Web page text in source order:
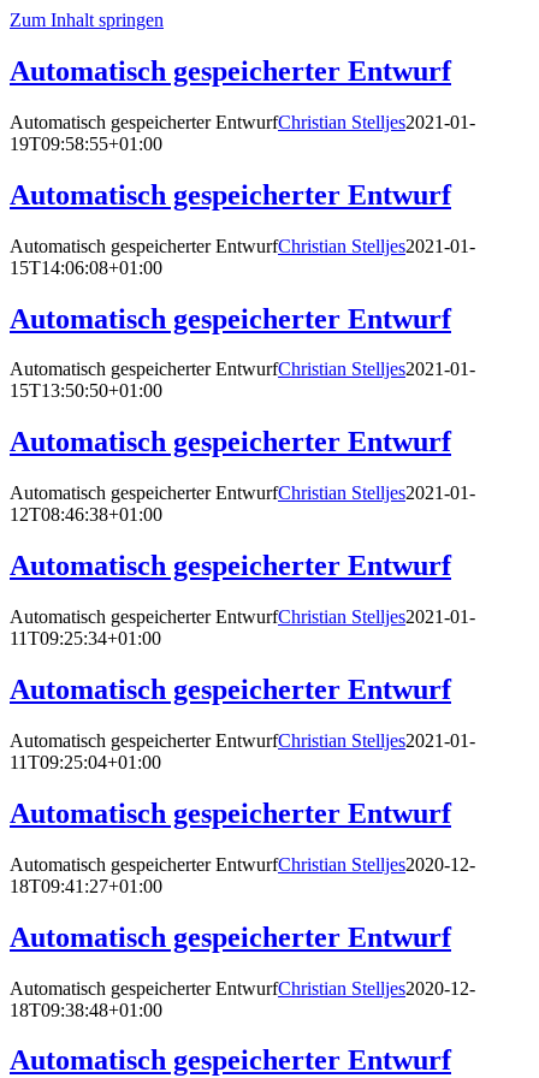
Zum Inhalt springen
Automatisch gespeicherter Entwurf
Automatisch gespeicherter EntwurfChristian Stelljes2021-01-
19T09:58:55+01:00
Automatisch gespeicherter Entwurf
Automatisch gespeicherter EntwurfChristian Stelljes2021-01-
15T14:06:08+01:00
Automatisch gespeicherter Entwurf
Automatisch gespeicherter EntwurfChristian Stelljes2021-01-
15T13:50:50+01:00
Automatisch gespeicherter Entwurf
Automatisch gespeicherter EntwurfChristian Stelljes2021-01-
12T08:46:38+01:00
Automatisch gespeicherter Entwurf
Automatisch gespeicherter EntwurfChristian Stelljes2021-01-
11T09:25:34+01:00
Automatisch gespeicherter Entwurf
Automatisch gespeicherter EntwurfChristian Stelljes2021-01-
11T09:25:04+01:00
Automatisch gespeicherter Entwurf
Automatisch gespeicherter EntwurfChristian Stelljes2020-12-
18T09:41:27+01:00
Automatisch gespeicherter Entwurf
Automatisch gespeicherter EntwurfChristian Stelljes2020-12-
18T09:38:48+01:00
Automatisch gespeicherter Entwurf